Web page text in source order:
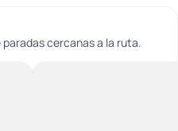
cercanas a la ruta.